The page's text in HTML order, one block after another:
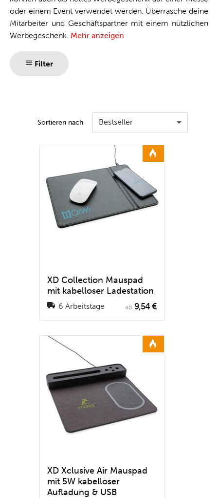
oder einem Event verwendet werden. Überrasche deine
Mitarbeiter und Geschäftspartner mit einem nützlichen
Werbegeschenk. Mehr anzeigen
Filter
Sortieren nach Bestseller
XD Collection Mauspad
mit kabelloser Ladestation
6 Arbeitstage ab 9,54 €
XD Xclusive Air Mauspad
mit 5W kabelloser
Aufladung & USB